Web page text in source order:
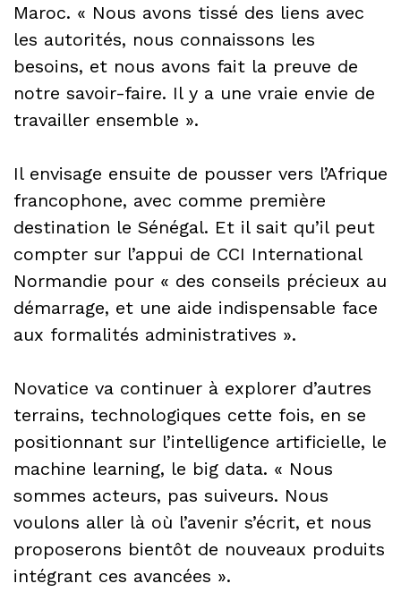
Maroc. « Nous avons tissé des liens avec
les autorités, nous connaissons les
besoins, et nous avons fait la preuve de
notre savoir-faire. Il y a une vraie envie de
travailler ensemble ».
Il envisage ensuite de pousser vers l’Afrique
francophone, avec comme première
destination le Sénégal. Et il sait qu’il peut
compter sur l’appui de CCI International
Normandie pour « des conseils précieux au
démarrage, et une aide indispensable face
aux formalités administratives ».
Novatice va continuer à explorer d’autres
terrains, technologiques cette fois, en se
positionnant sur l’intelligence artificielle, le
machine learning, le big data. « Nous
sommes acteurs, pas suiveurs. Nous
voulons aller là où l’avenir s’écrit, et nous
proposerons bientôt de nouveaux produits
intégrant ces avancées ».